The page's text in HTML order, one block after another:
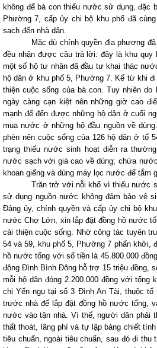
không để bà con thiếu nước sử dụng, đặc
Phường 7, cấp ủy chi bộ khu phố đã
sạch đến nhà dân.
Mặc dù chính quyền địa phương
đều nhận được câu trả lời: đây là khu quy
một số hộ tư nhân đã đầu tư khai thác
hộ dân ở khu phố 5, Phường 7. Kể từ khi
thiện cuộc sống của bà con. Tuy nhiên
ngày càng cạn kiệt nên những giờ cao
mạnh để đến được những hộ dân ở cuối
mua nước ở những hộ đầu nguồn về
phèn nên cuộc sống của 126 hộ dân ở tổ
trạng thiếu nước sinh hoạt diễn ra
nước sạch với giá cao về dùng; chứa
khoan giếng và dùng máy lọc nước để tắm
Trăn trở với nỗi khổ vì thiếu nước
sử dụng nguồn nước không đảm bảo vệ
Đảng ủy, chính quyền và cấp ủy chi bộ
nước Chợ Lớn, xin lắp đặt đồng hồ nước
cải thiện cuộc sống. Nhờ công tác tuyên
54 và 59, khu phố 5, Phường 7 phấn khởi,
hồ nước tổng với số tiền là 45.800.000
động Đình Bình Đông hỗ trợ 15 triệu đồng,
mỗi hộ dân đóng 2.200.000 đồng với tổng
chị Yến ngụ tại số 3 Đình An Tài, thuộc
trước nhà để lắp đặt đồng hồ nước tổng,
nước vào tận nhà. Vì thế, người dân phải
thất thoát, lãng phí và tự lập bảng chiết
tiêu chuẩn, ngoài tiêu chuẩn, sau đó đi